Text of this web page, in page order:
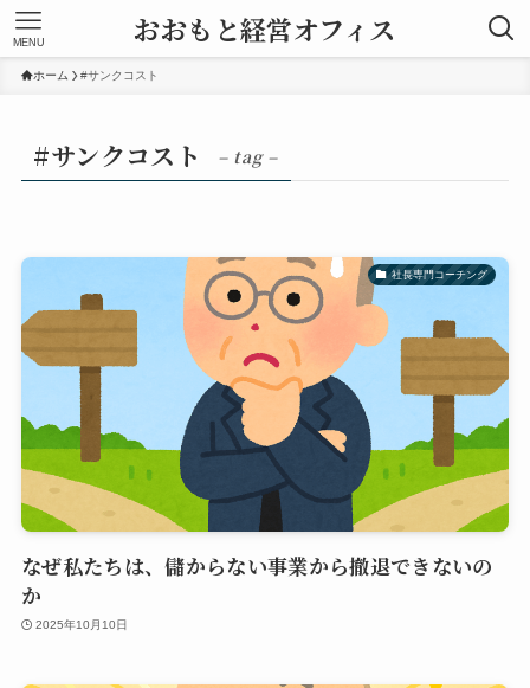
おおもと経営オフィス
MENU
ホーム #サンクコスト
#サンクコスト – tag –
社長専門コーチング
なぜ私たちは、儲からない事業から撤退できないの
か
2025年10月10日